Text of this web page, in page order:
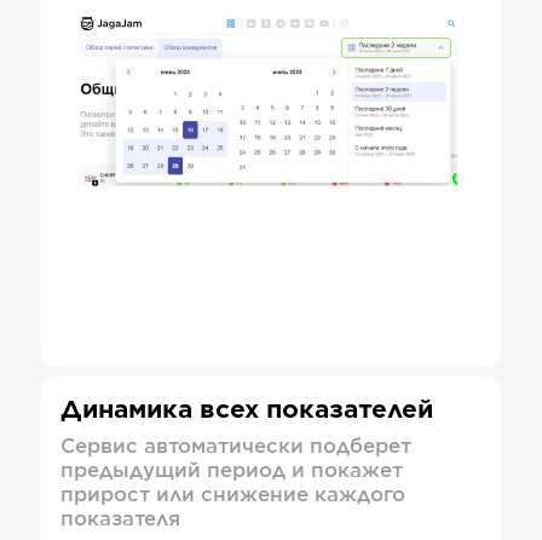
Динамика всех показателей
Сервис автоматически подберет
предыдущий период и покажет
прирост или снижение каждого
показателя